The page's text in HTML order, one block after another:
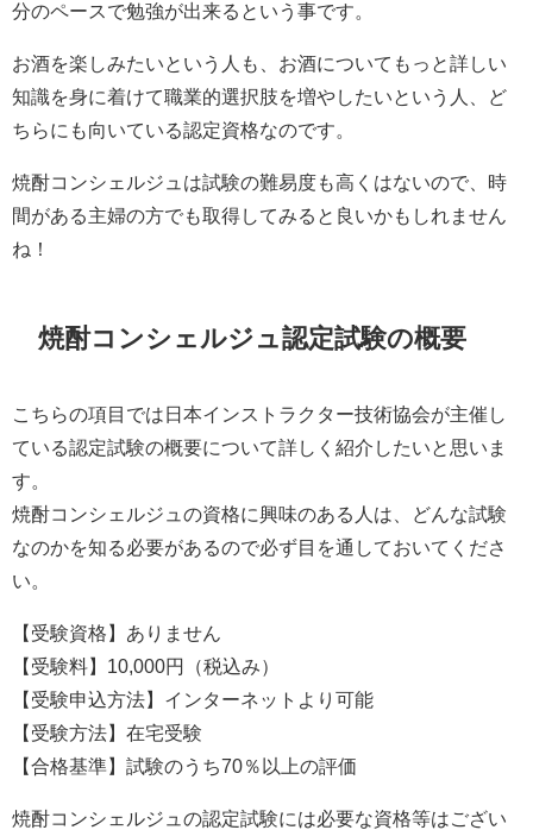
分のペースで勉強が出来るという事です。
お酒を楽しみたいという人も、お酒についてもっと詳しい
知識を身に着けて職業的選択肢を増やしたいという人、ど
ちらにも向いている認定資格なのです。
焼酎コンシェルジュは試験の難易度も高くはないので、時
間がある主婦の方でも取得してみると良いかもしれません
ね！
焼酎コンシェルジュ認定試験の概要
こちらの項目では日本インストラクター技術協会が主催し
ている認定試験の概要について詳しく紹介したいと思いま
す。
焼酎コンシェルジュの資格に興味のある人は、どんな試験
なのかを知る必要があるので必ず目を通しておいてくださ
い。
【受験資格】ありません
【受験料】10,000円（税込み）
【受験申込方法】インターネットより可能
【受験方法】在宅受験
【合格基準】試験のうち70％以上の評価
焼酎コンシェルジュの認定試験には必要な資格等はござい